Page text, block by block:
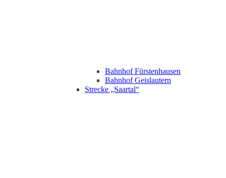
Bahnhof Fürstenhausen
Bahnhof Geislautern
Strecke „Saartal“